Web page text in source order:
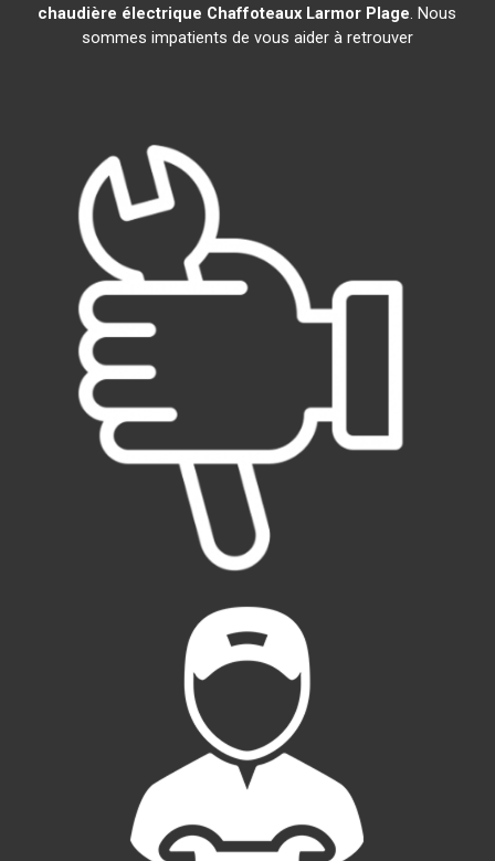
chaudière électrique Chaffoteaux Larmor Plage. Nous
sommes impatients de vous aider à retrouver